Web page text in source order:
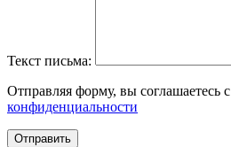
Текст письма:
Отправляя форму, вы соглашаетесь с
конфиденциальности
Отправить